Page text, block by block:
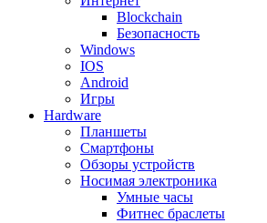
Blockchain
Безопасность
Windows
IOS
Android
Игры
Hardware
Планшеты
Смартфоны
Обзоры устройств
Носимая электроника
Умные часы
Фитнес браслеты